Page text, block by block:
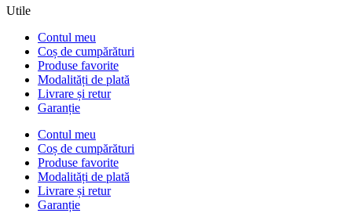
Utile
Contul meu
Coș de cumpărături
Produse favorite
Modalități de plată
Livrare și retur
Garanție
Contul meu
Coș de cumpărături
Produse favorite
Modalități de plată
Livrare și retur
Garanție